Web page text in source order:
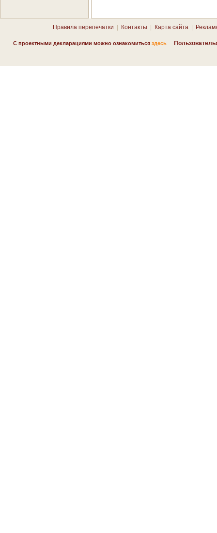
Правила перепечатки Контакты Карта сайта
С проектными декларациями можно ознакомиться здесь